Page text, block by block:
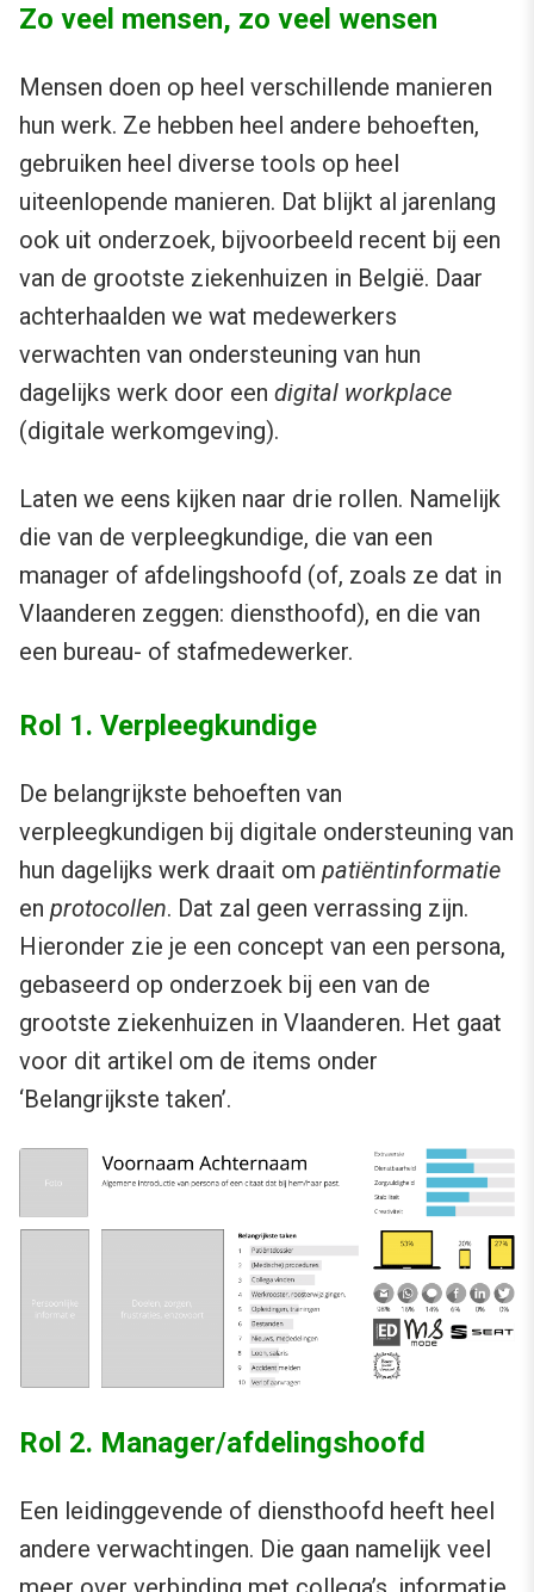
Zo veel mensen, zo veel wensen
Mensen doen op heel verschillende manieren
hun werk. Ze hebben heel andere behoeften,
gebruiken heel diverse tools op heel
uiteenlopende manieren. Dat blijkt al jarenlang
ook uit onderzoek, bijvoorbeeld recent bij een
van de grootste ziekenhuizen in België. Daar
achterhaalden we wat medewerkers
verwachten van ondersteuning van hun
dagelijks werk door een digital workplace
(digitale werkomgeving).
Laten we eens kijken naar drie rollen. Namelijk
die van de verpleegkundige, die van een
manager of afdelingshoofd (of, zoals ze dat in
Vlaanderen zeggen: diensthoofd), en die van
een bureau- of stafmedewerker.
Rol 1. Verpleegkundige
De belangrijkste behoeften van
verpleegkundigen bij digitale ondersteuning van
hun dagelijks werk draait om patiëntinformatie
en protocollen. Dat zal geen verrassing zijn.
Hieronder zie je een concept van een persona,
gebaseerd op onderzoek bij een van de
grootste ziekenhuizen in Vlaanderen. Het gaat
voor dit artikel om de items onder
‘Belangrijkste taken’.
Rol 2. Manager/afdelingshoofd
Een leidinggevende of diensthoofd heeft heel
andere verwachtingen. Die gaan namelijk veel